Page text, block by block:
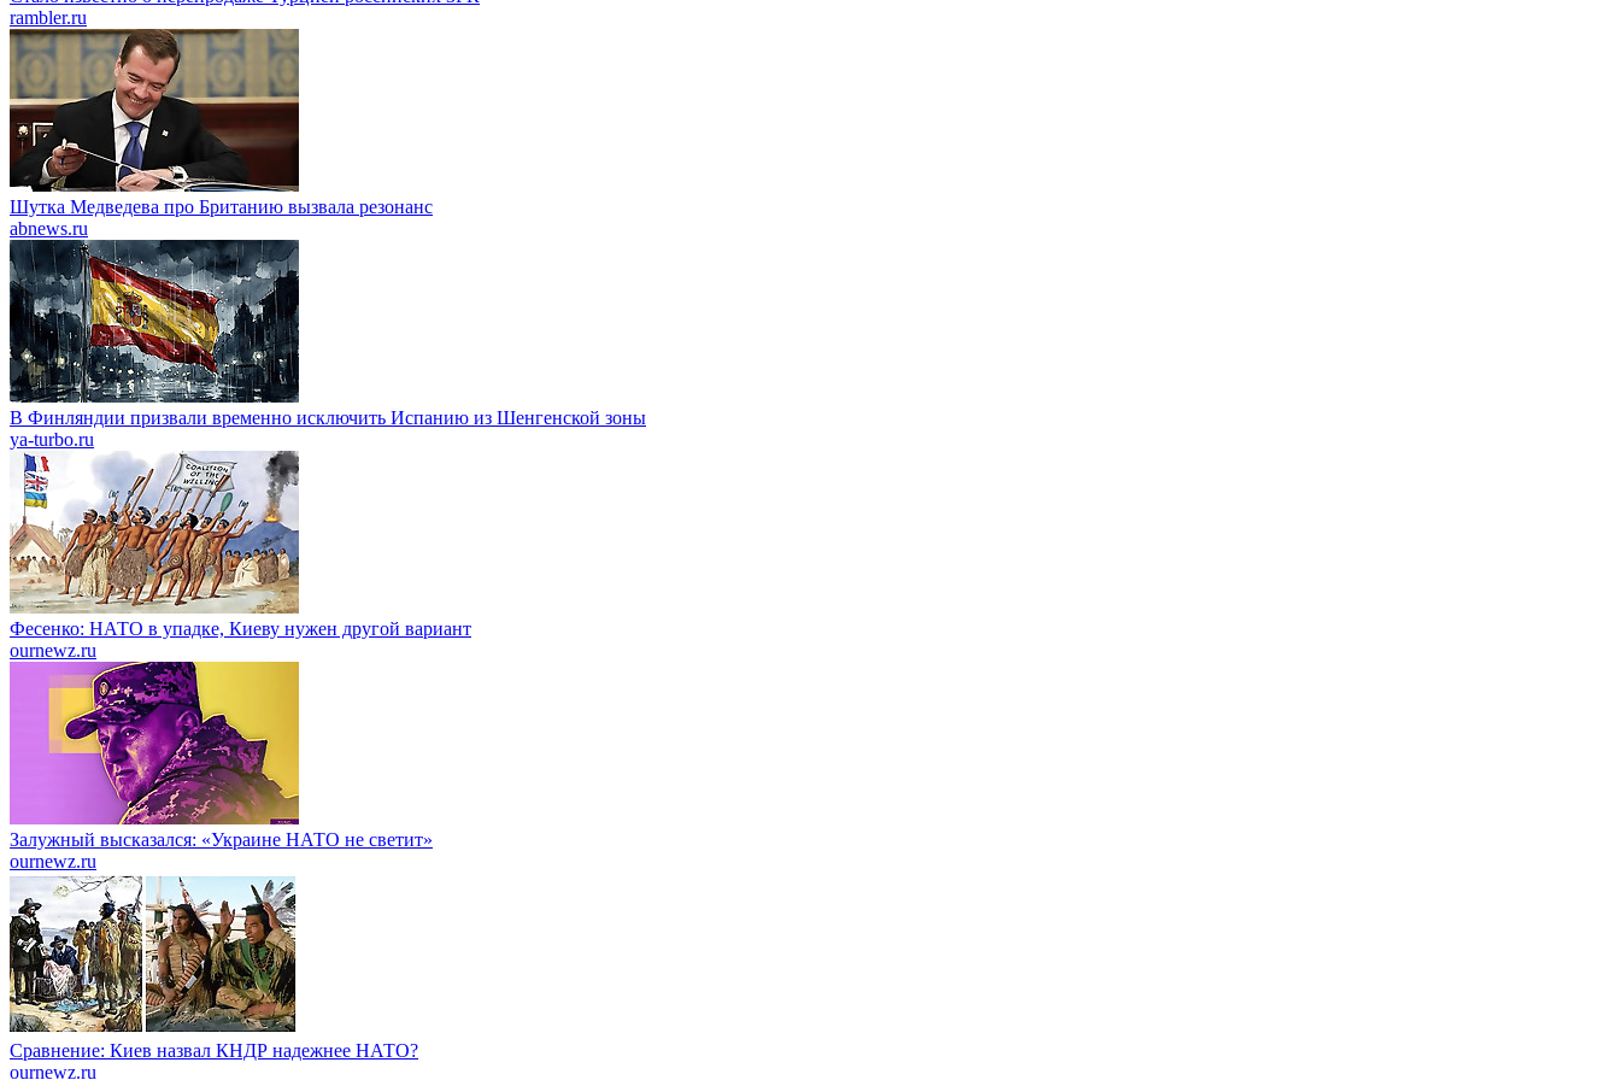
rambler.ru
Шутка Медведева про Британию вызвала резонанс
abnews.ru
В Финляндии призвали временно исключить Испанию из Шенгенской зоны
ya-turbo.ru
Фесенко: НАТО в упадке, Киеву нужен другой вариант
ournewz.ru
Залужный высказался: «Украине НАТО не светит»
ournewz.ru
Сравнение: Киев назвал КНДР надежнее НАТО?
ournewz.ru